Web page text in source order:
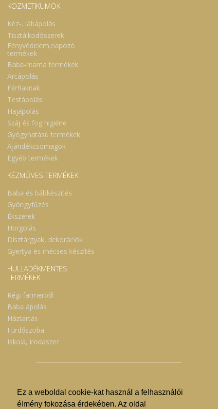
Ez a weboldal cookie-kat használ a felhasználói
élmény fokozása érdekében. Az oldal
KOZMETIKUMOK
Kéz-, lábápolás
Tisztálkodószerek
Fényvédelem,napozó
termékek
Baba-mama termékek
Arcápolás
Férfiaknak
Testápolás
Hajápolás
Száj és fog higiéne
Gyógyhatású termékek
Ajándékcsomagok
Egyéb termékek
KÉZMŰVES TERMÉKEK
Baba és bábkészítés
Gyöngyfűzés
Ékszerek
Horgolás
Dísztárgyak, dekorációk
Gyertya és mécses készítés
HULLADÉKMENTES
TERMÉKEK
Régi farmerből
Baba ápolás
Háztartás
Fürdőszoba
Iskola, irodaszer
© Nyíregyházi Kosár Közösség 2019.